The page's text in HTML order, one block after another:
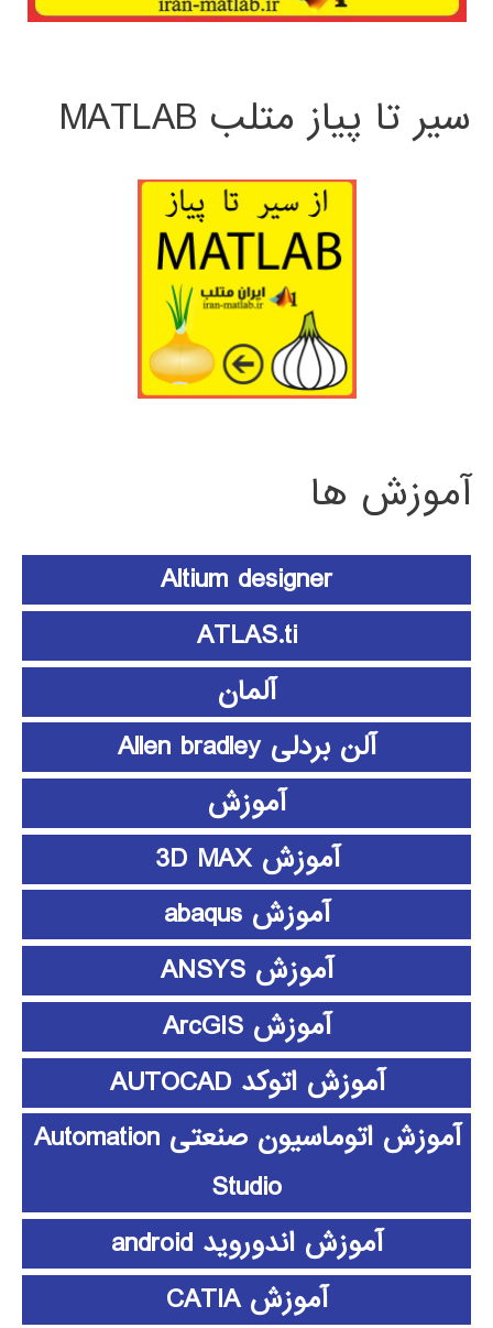
سیر تا پیاز متلب MATLAB
آموزش ها
Altium designer
ATLAS.ti
آلمان
آلن بردلی Allen bradley
آموزش
آموزش 3D MAX
آموزش abaqus
آموزش ANSYS
آموزش ArcGIS
آموزش اتوکد AUTOCAD
آموزش اتوماسیون صنعتی Automation
Studio
آموزش اندوروید android
آموزش CATIA